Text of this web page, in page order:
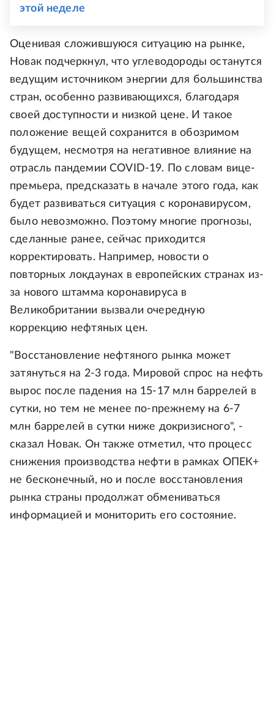
этой неделе
Оценивая сложившуюся ситуацию на рынке,
Новак подчеркнул, что углеводороды останутся
ведущим источником энергии для большинства
стран, особенно развивающихся, благодаря
своей доступности и низкой цене. И такое
положение вещей сохранится в обозримом
будущем, несмотря на негативное влияние на
отрасль пандемии COVID-19. По словам вице-
премьера, предсказать в начале этого года, как
будет развиваться ситуация с коронавирусом,
было невозможно. Поэтому многие прогнозы,
сделанные ранее, сейчас приходится
корректировать. Например, новости о
повторных локдаунах в европейских странах из-
за нового штамма коронавируса в
Великобритании вызвали очередную
коррекцию нефтяных цен.
"Восстановление нефтяного рынка может
затянуться на 2-3 года. Мировой спрос на нефть
вырос после падения на 15-17 млн баррелей в
сутки, но тем не менее по-прежнему на 6-7
млн баррелей в сутки ниже докризисного", -
сказал Новак. Он также отметил, что процесс
снижения производства нефти в рамках ОПЕК+
не бесконечный, но и после восстановления
рынка страны продолжат обмениваться
информацией и мониторить его состояние.